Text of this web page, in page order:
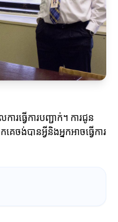
រធ្វើការបញ្ជាក់។ ការជូន
ង់បានអ្វីនិងអ្នកអាចធ្វើការ